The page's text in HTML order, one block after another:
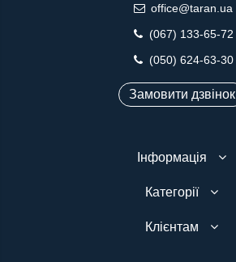
office@taran.ua
(067) 133-65-72
(050) 624-63-30
Замовити дзвінок
Інформація
Категорії
Клієнтам